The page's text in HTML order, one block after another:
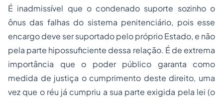
É inadmissível que o condenado suporte sozinho o
ônus das falhas do sistema penitenciário, pois esse
encargo deve ser suportado pelo próprio Estado, e não
pela parte hipossuficiente dessa relação. É de extrema
importância que o poder público garanta como
medida de justiça o cumprimento deste direito, uma
vez que o réu já cumpriu a sua parte exigida pela lei (o